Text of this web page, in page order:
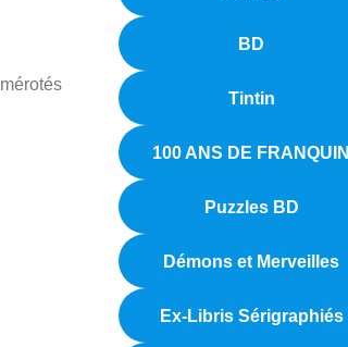
BD
Tintin
100 ANS DE FRANQUIN
Puzzles BD
Démons et Merveilles
Ex-Libris Sérigraphiés